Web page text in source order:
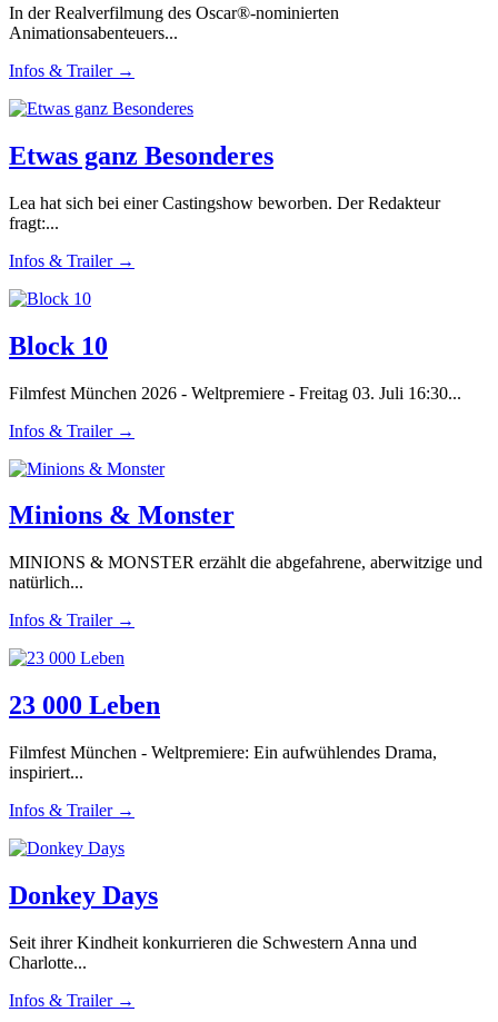
In der Realverfilmung des Oscar®-nominierten
Animationsabenteuers...
Infos & Trailer →
Etwas ganz Besonderes
Lea hat sich bei einer Castingshow beworben. Der Redakteur
fragt:...
Infos & Trailer →
Block 10
Filmfest München 2026 - Weltpremiere - Freitag 03. Juli 16:30...
Infos & Trailer →
Minions & Monster
MINIONS & MONSTER erzählt die abgefahrene, aberwitzige und
natürlich...
Infos & Trailer →
23 000 Leben
Filmfest München - Weltpremiere: Ein aufwühlendes Drama,
inspiriert...
Infos & Trailer →
Donkey Days
Seit ihrer Kindheit konkurrieren die Schwestern Anna und
Charlotte...
Infos & Trailer →